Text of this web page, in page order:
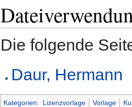
Die folgende
Daur, Hermann
Kategorien: Lizenzvorlage Vorlage